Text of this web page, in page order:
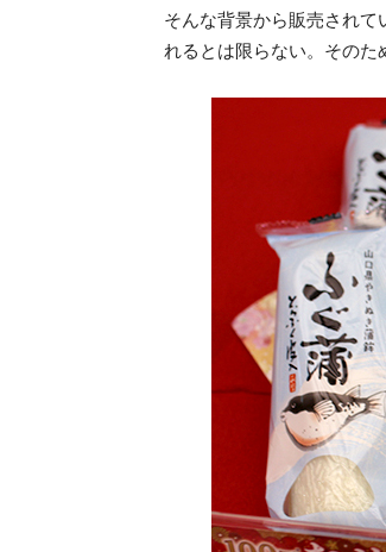
そんな背景から販売され
れるとは限らない。そのた